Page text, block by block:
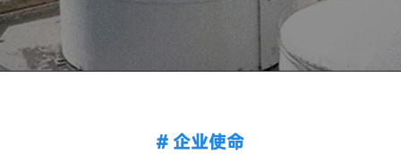
# 企业使命